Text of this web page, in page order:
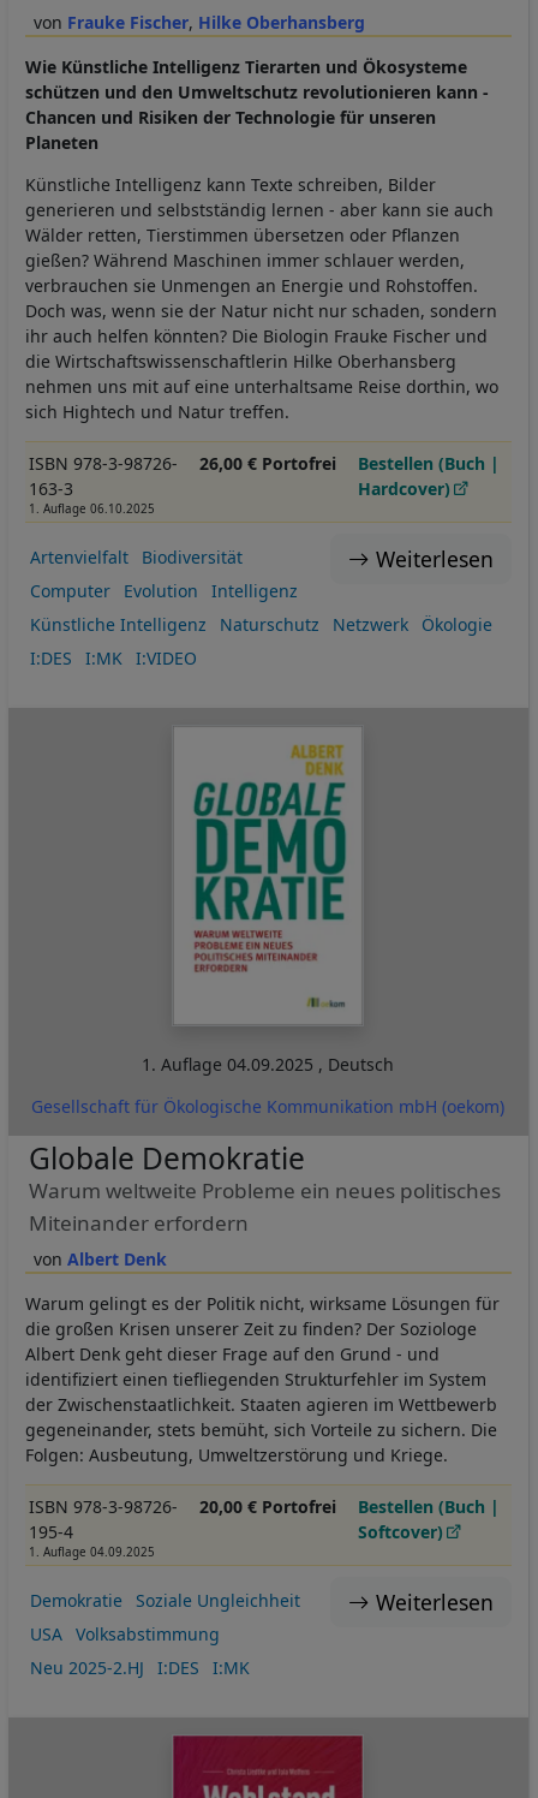
Frauke Fischer Hilke Oberhansberg
Wie Künstliche Intelligenz Tierarten und Ökosysteme
schützen und den Umweltschutz revolutionieren kann -
Chancen und Risiken der Technologie für unseren
Planeten
Künstliche Intelligenz kann Texte schreiben, Bilder
generieren und selbstständig lernen - aber kann sie auch
Wälder retten, Tierstimmen übersetzen oder Pflanzen
gießen? Während Maschinen immer schlauer werden,
verbrauchen sie Unmengen an Energie und Rohstoffen.
Doch was, wenn sie der Natur nicht nur schaden, sondern
ihr auch helfen könnten? Die Biologin Frauke Fischer und
die Wirtschaftswissenschaftlerin Hilke Oberhansberg
nehmen uns mit auf eine unterhaltsame Reise dorthin, wo
sich Hightech und Natur treffen.
ISBN 978-3-98726-
163-3
1. Auflage 06.10.2025
26,00 € Portofrei
Bestellen (Buch |
Hardcover)
Weiterlesen
Artenvielfalt
Biodiversität
Computer
Evolution
Intelligenz
Künstliche Intelligenz
Naturschutz Netzwerk
Ökologie
I:DES
I:MK I:VIDEO
1. Auflage04.09.2025 , Deutsch
Gesellschaft für Ökologische Kommunikation mbH (oekom)
Albert Denk
Globale Demokratie
Warum weltweite Probleme ein neues politisches
Miteinander erfordern
Warum gelingt es der Politik nicht, wirksame Lösungen für
die großen Krisen unserer Zeit zu finden? Der Soziologe
Albert Denk geht dieser Frage auf den Grund - und
identifiziert einen tiefliegenden Strukturfehler im System
der Zwischenstaatlichkeit. Staaten agieren im Wettbewerb
gegeneinander, stets bemüht, sich Vorteile zu sichern. Die
Folgen: Ausbeutung, Umweltzerstörung und Kriege.
ISBN 978-3-98726-
195-4
1. Auflage 04.09.2025
20,00 € Portofrei
Bestellen (Buch |
Softcover)
Weiterlesen
Demokratie
Soziale Ungleichheit
USA
Volksabstimmung
Neu 2025-2.HJ
I:DES I:MK